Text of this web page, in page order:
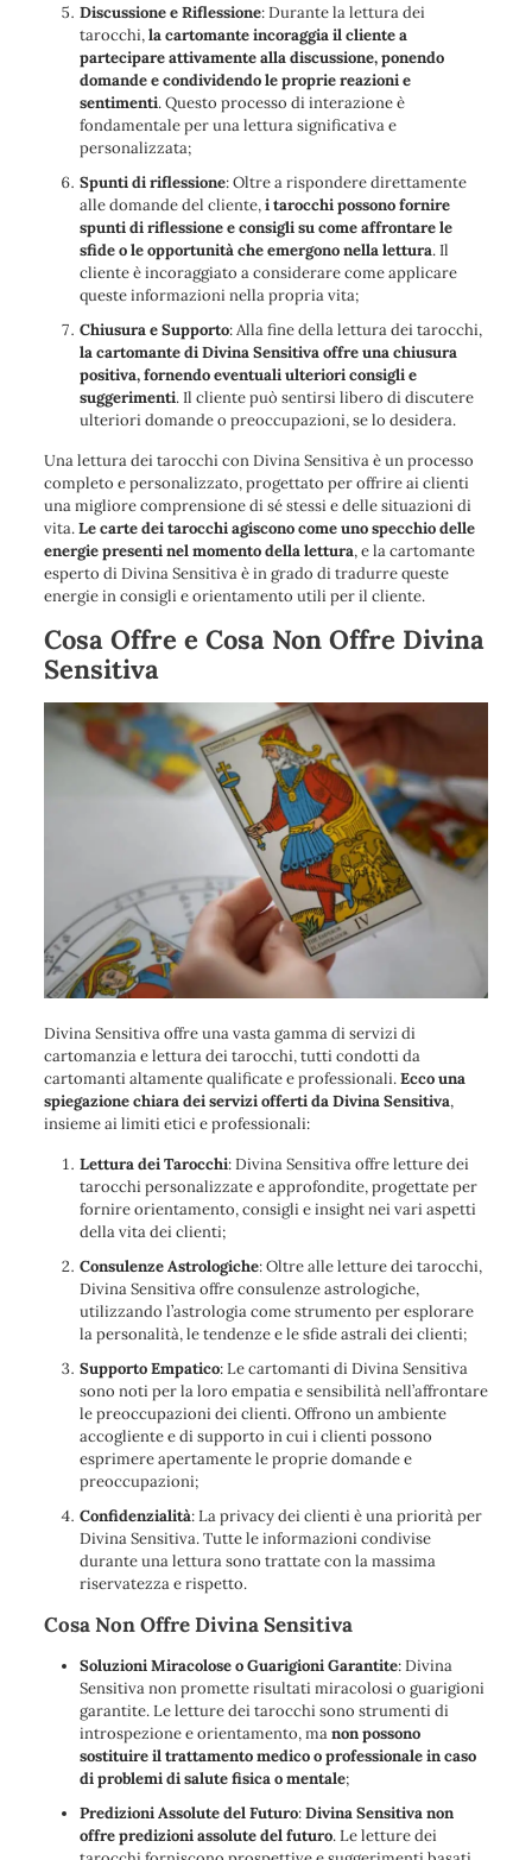
Discussione e Riflessione: Durante la lettura dei
tarocchi,la cartomante incoraggia il cliente a
partecipare attivamente alla discussione, ponendo
domande e condividendo le proprie reazioni e
sentimenti. Questo processo di interazione è
fondamentale per una lettura significativa e
personalizzata;
Spunti di riflessione: Oltre a rispondere direttamente
alle domande del cliente,i tarocchi possono fornire
spunti di riflessione e consigli su come affrontare le
sfide o le opportunità che emergono nella lettura. Il
cliente è incoraggiato a considerare come applicare
queste informazioni nella propria vita;
Chiusura e Supporto: Alla fine della lettura dei tarocchi,
la cartomante di Divina Sensitiva offre una chiusura
positiva, fornendo eventuali ulteriori consigli e
suggerimenti. Il cliente può sentirsi libero di discutere
ulteriori domande o preoccupazioni, se lo desidera.
Una lettura dei tarocchi con Divina Sensitiva è un processo
completo e personalizzato, progettato per offrire ai clienti
una migliore comprensione di sé stessi e delle situazioni di
vita.Le carte dei tarocchi agiscono come uno specchio delle
energie presenti nel momento della lettura, e la cartomante
esperto di Divina Sensitiva è in grado di tradurre queste
energie in consigli e orientamento utili per il cliente.
Cosa Offre e Cosa Non Offre Divina
Sensitiva
Divina Sensitiva offre una vasta gamma di servizi di
cartomanzia e lettura dei tarocchi, tutti condotti da
cartomanti altamente qualificate e professionali.Ecco una
spiegazione chiara dei servizi offerti da Divina Sensitiva,
insieme ai limiti etici e professionali:
Lettura dei Tarocchi: Divina Sensitiva offre letture dei
tarocchi personalizzate e approfondite, progettate per
fornire orientamento, consigli e insight nei vari aspetti
della vita dei clienti;
Consulenze Astrologiche: Oltre alle letture dei tarocchi,
Divina Sensitiva offre consulenze astrologiche,
utilizzando l’astrologia come strumento per esplorare
la personalità, le tendenze e le sfide astrali dei clienti;
Supporto Empatico: Le cartomanti di Divina Sensitiva
sono noti per la loro empatia e sensibilità nell’affrontare
le preoccupazioni dei clienti. Offrono un ambiente
accogliente e di supporto in cui i clienti possono
esprimere apertamente le proprie domande e
preoccupazioni;
Confidenzialità: La privacy dei clienti è una priorità per
Divina Sensitiva. Tutte le informazioni condivise
durante una lettura sono trattate con la massima
riservatezza e rispetto.
Cosa Non Offre Divina Sensitiva
Soluzioni Miracolose o Guarigioni Garantite: Divina
Sensitiva non promette risultati miracolosi o guarigioni
garantite. Le letture dei tarocchi sono strumenti di
introspezione e orientamento, manon possono
sostituire il trattamento medico o professionale in caso
di problemi di salute fisica o mentale;
Predizioni Assolute del Futuro:Divina Sensitiva non
offre predizioni assolute del futuro. Le letture dei